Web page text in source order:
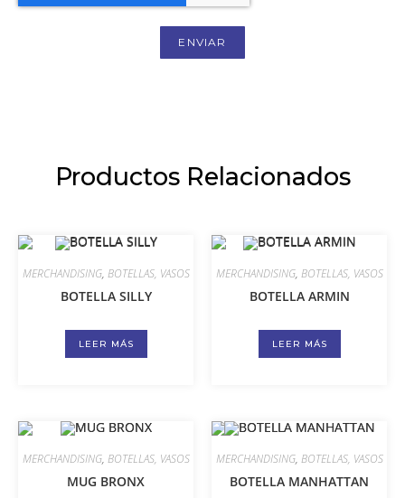
ENVIAR
Productos Relacionados
MERCHANDISING, BOTELLAS, VASOS
BOTELLA SILLY
LEER MÁS
MERCHANDISING, BOTELLAS, VASOS
BOTELLA ARMIN
LEER MÁS
MERCHANDISING, BOTELLAS, VASOS
MUG BRONX
MERCHANDISING, BOTELLAS, VASOS
BOTELLA MANHATTAN